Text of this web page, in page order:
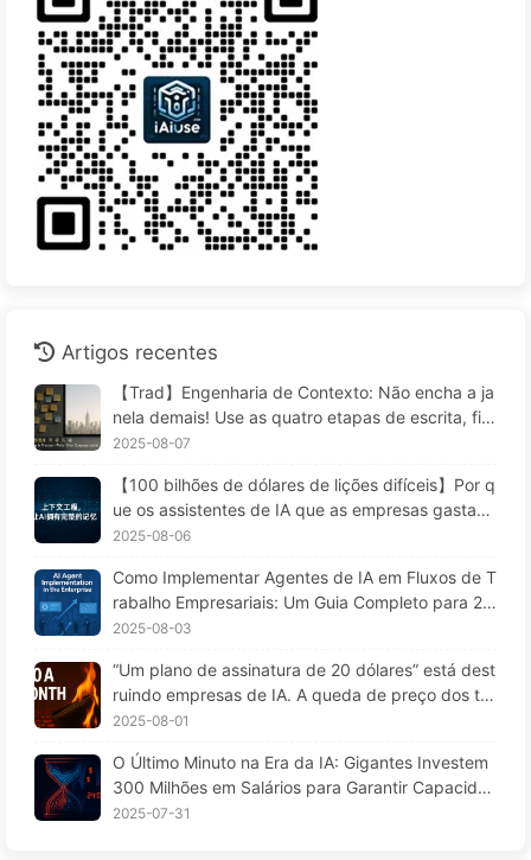
Artigos recentes
【Trad】Engenharia de Contexto: Não encha a ja
nela demais! Use as quatro etapas de escrita, filtr
agem, compressão e isolamento; fique atento à c
em, e mantenha o ruído do lado de fora — Apren
da AI 170
2025-08-07
【100 bilhões de dólares de lições difíceis】Por q
ue os assistentes de IA que as empresas gastam
fortunas para implementar "esquecem" nos mom
ntem seu desempenho em 90%? — Aprendendo I
A 169
2025-08-06
Como Implementar Agentes de IA em Fluxos de T
rabalho Empresariais: Um Guia Completo para 20
25 — Aprendendo IA aos Poucos 166
2025-08-03
“Um plano de assinatura de 20 dólares” está dest
ruindo empresas de IA. A queda de preço dos to
kens é uma ilusão; o que realmente custa caro na
e 164
2025-08-01
O Último Minuto na Era da IA: Gigantes Investem
300 Milhões em Salários para Garantir Capacida
de de Cálculo, Usufruindo do seu Tempo Livre pa
2025-07-31